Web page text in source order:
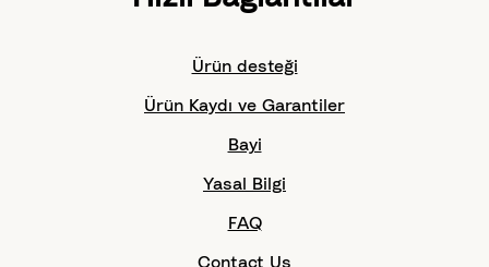
Ürün desteği
Ürün Kaydı ve Garantiler
Bayi
Yasal Bilgi
FAQ
Contact Us